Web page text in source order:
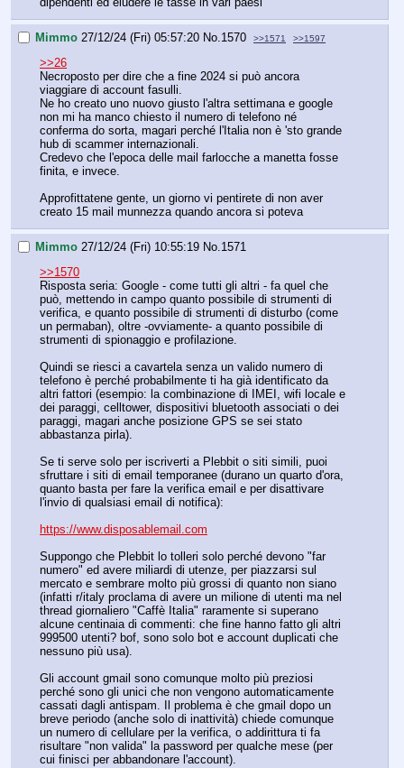
Mimmo 27/12/24 (Fri) 05:57:20 No.1570 >>1571 >>1597
>>26
Necroposto per dire che a fine 2024 si può ancora
viaggiare di account fasulli.
Ne ho creato uno nuovo giusto l'altra settimana e google
non mi ha manco chiesto il numero di telefono né
conferma do sorta, magari perché l'Italia non è 'sto grande
hub di scammer internazionali.
Credevo che l'epoca delle mail farlocche a manetta fosse
finita, e invece.
Approfittatene gente, un giorno vi pentirete di non aver
creato 15 mail munnezza quando ancora si poteva
Mimmo 27/12/24 (Fri) 10:55:19 No.1571
>>1570
Risposta seria: Google - come tutti gli altri - fa quel che
può, mettendo in campo quanto possibile di strumenti di
verifica, e quanto possibile di strumenti di disturbo (come
un permaban), oltre -ovviamente- a quanto possibile di
strumenti di spionaggio e profilazione.
Quindi se riesci a cavartela senza un valido numero di
telefono è perché probabilmente ti ha già identificato da
altri fattori (esempio: la combinazione di IMEI, wifi locale e
dei paraggi, celltower, dispositivi bluetooth associati o dei
paraggi, magari anche posizione GPS se sei stato
abbastanza pirla).
Se ti serve solo per iscriverti a Plebbit o siti simili, puoi
sfruttare i siti di email temporanee (durano un quarto d'ora,
quanto basta per fare la verifica email e per disattivare
l'invio di qualsiasi email di notifica):
https://www.disposablemail.com
Suppongo che Plebbit lo tolleri solo perché devono "far
numero" ed avere miliardi di utenze, per piazzarsi sul
mercato e sembrare molto più grossi di quanto non siano
(infatti r/italy proclama di avere un milione di utenti ma nel
thread giornaliero "Caffè Italia" raramente si superano
alcune centinaia di commenti: che fine hanno fatto gli altri
999500 utenti? bof, sono solo bot e account duplicati che
nessuno più usa).
Gli account gmail sono comunque molto più preziosi
perché sono gli unici che non vengono automaticamente
cassati dagli antispam. Il problema è che gmail dopo un
breve periodo (anche solo di inattività) chiede comunque
un numero di cellulare per la verifica, o addirittura ti fa
risultare "non valida" la password per qualche mese (per
cui finisci per abbandonare l'account).